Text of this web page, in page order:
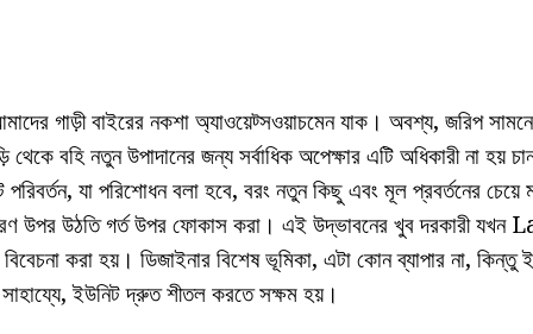
গাড়ী বাইরের নকশা অ্যাওয়েট্সওয়াচমেন যাক। অবশ্য, জরিপ
থেকে বহি নতুন উপাদানের জন্য সর্বাধিক অপেক্ষার এটি অধিকারী না
পরিবর্তন, যা পরিশোধন বলা হবে, বরং নতুন কিছু এবং মূল প্রবর্তনের
উপর উঠতি গর্ত উপর ফোকাস করা। এই উদ্ভাবনের খুব দরকারী যখন
করা হয়। ডিজাইনার বিশেষ ভূমিকা, এটা কোন ব্যাপার না, কিন্তু
ইউনিট দ্রুত শীতল করতে সক্ষম হয়।